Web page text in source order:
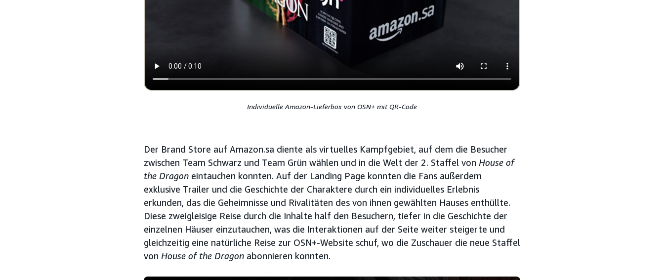
Individuelle Amazon-Lieferbox von OSN+ mit QR-Code
Der Brand Store auf Amazon.sa diente als virtuelles Kampfgebiet, auf dem die Besucher
zwischen Team Schwarz und Team Grün wählen und in die Welt der 2. Staffel von House of
the Dragon eintauchen konnten. Auf der Landing Page konnten die Fans außerdem
exklusive Trailer und die Geschichte der Charaktere durch ein individuelles Erlebnis
erkunden, das die Geheimnisse und Rivalitäten des von ihnen gewählten Hauses enthüllte.
Diese zweigleisige Reise durch die Inhalte half den Besuchern, tiefer in die Geschichte der
einzelnen Häuser einzutauchen, was die Interaktionen auf der Seite weiter steigerte und
gleichzeitig eine natürliche Reise zur OSN+-Website schuf, wo die Zuschauer die neue Staffel
von House of the Dragon abonnieren konnten.